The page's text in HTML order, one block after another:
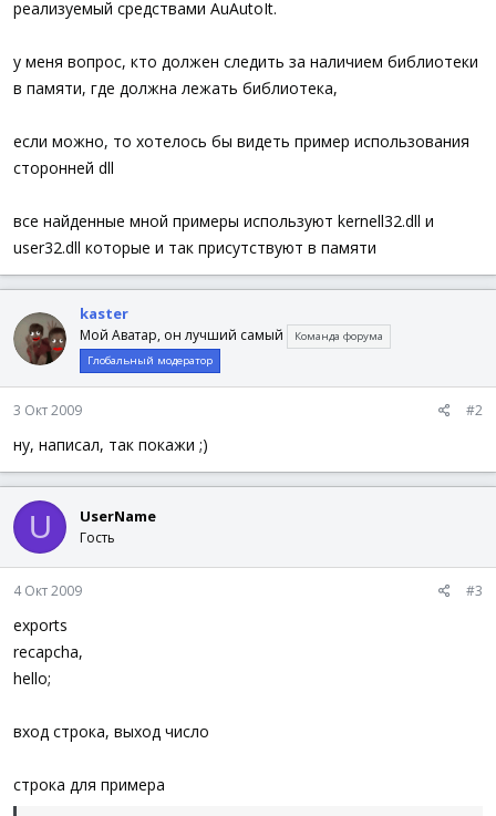
реализуемый средствами AuAutoIt.
у меня вопрос, кто должен следить за наличием библиотеки
в памяти, где должна лежать библиотека,
если можно, то хотелось бы видеть пример использования
сторонней dll
все найденные мной примеры используют kernell32.dll и
user32.dll которые и так присутствуют в памяти
kaster
Мой Аватар, он лучший самый
Команда форума
Глобальный модератор
3 Окт 2009 #2
ну, написал, так покажи ;)
U UserName
Гость
4 Окт 2009 #3
exports
recapcha,
hello;
вход строка, выход число
строка для примера